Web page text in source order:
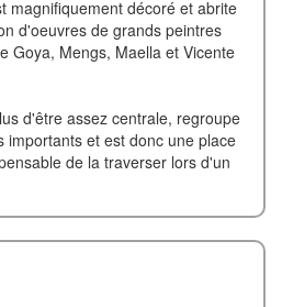
magnifiquement décoré et abrite
d'oeuvres de grands peintres
Goya, Mengs, Maella et Vicente
d'être assez centrale, regroupe
importants et est donc une place
de la traverser lors d'un